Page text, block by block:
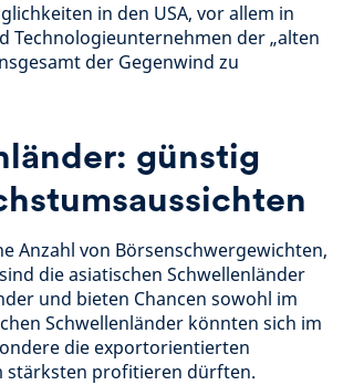
in den USA, vor allem in
Technologieunternehmen der „alten
der Gegenwind zu
günstig
Anzahl von Börsenschwergewichten,
die asiatischen Schwellenländer
und bieten Chancen sowohl im
Schwellenländer könnten sich im
die exportorientierten
stärksten profitieren dürften.